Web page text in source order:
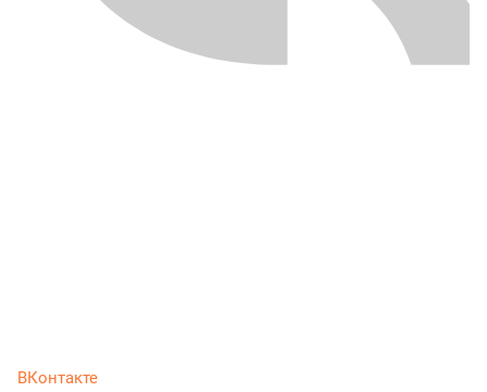
ВКонтакте